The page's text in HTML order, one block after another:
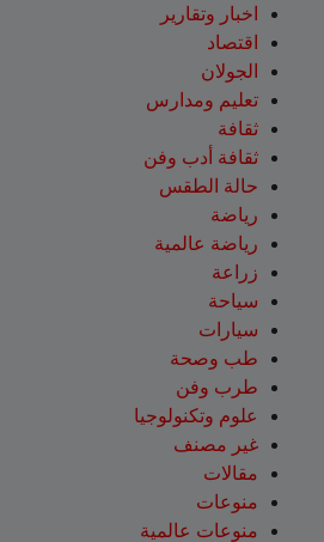
اخبار وتقارير
اقتصاد
الجولان
تعليم ومدارس
ثقافة
ثقافة أدب وفن
حالة الطقس
رياضة
رياضة عالمية
زراعة
سياحة
سيارات
طب وصحة
طرب وفن
علوم وتكنولوجيا
غير مصنف
مقالات
منوعات
منوعات عالمية